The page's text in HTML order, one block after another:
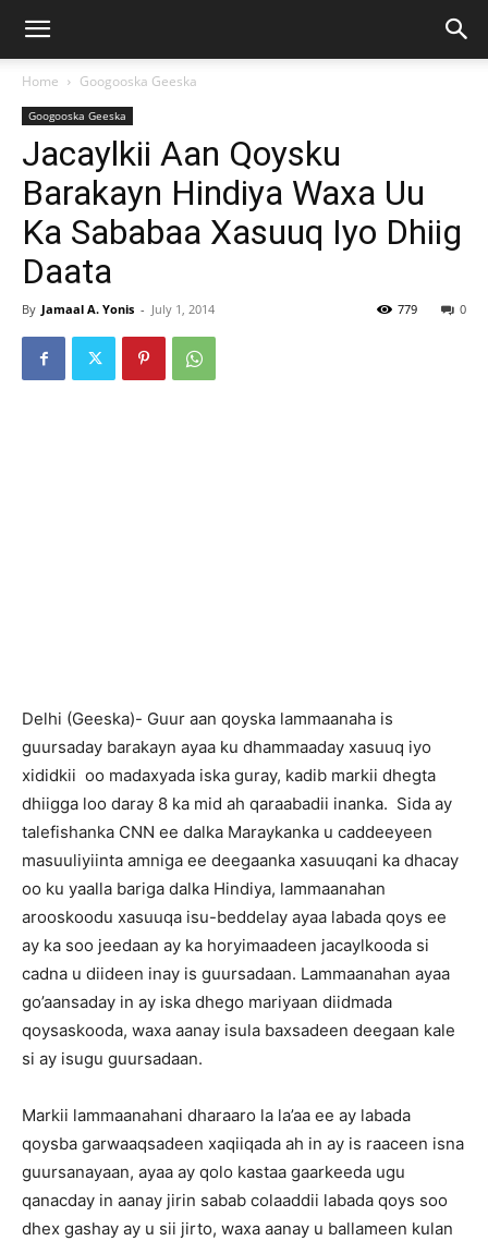
Home Googooska Geeska
Googooska Geeska
Jacaylkii Aan Qoysku
Barakayn Hindiya Waxa Uu
Ka Sababaa Xasuuq Iyo Dhiig
Daata
By Jamaal A. Yonis - July 1, 2014 0
779
Delhi (Geeska)- Guur aan qoyska lammaanaha is
guursaday barakayn ayaa ku dhammaaday xasuuq iyo
xididkii oo madaxyada iska guray, kadib markii dhegta
dhiigga loo daray 8 ka mid ah qaraabadii inanka. Sida ay
talefishanka CNN ee dalka Maraykanka u caddeeyeen
masuuliyiinta amniga ee deegaanka xasuuqani ka dhacay
oo ku yaalla bariga dalka Hindiya, lammaanahan
arooskoodu xasuuqa isu-beddelay ayaa labada qoys ee
ay ka soo jeedaan ay ka horyimaadeen jacaylkooda si
cadna u diideen inay is guursadaan. Lammaanahan ayaa
go’aansaday in ay iska dhego mariyaan diidmada
qoysaskooda, waxa aanay isula baxsadeen deegaan kale
si ay isugu guursadaan.
Markii lammaanahani dharaaro la la’aa ee ay labada
qoysba garwaaqsadeen xaqiiqada ah in ay is raaceen isna
guursanayaan, ayaa ay qolo kastaa gaarkeeda ugu
qanacday in aanay jirin sabab colaaddii labada qoys soo
dhex gashay ay u sii jirto, waxa aanay u ballameen kulan